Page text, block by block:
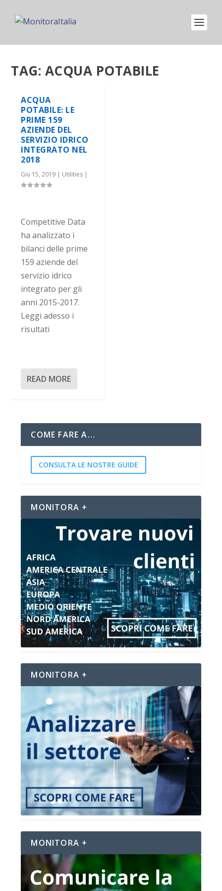
TAG: ACQUA POTABILE
ACQUA
POTABILE: LE
PRIME 159
AZIENDE DEL
SERVIZIO IDRICO
INTEGRATO NEL
2018
Giu 15, 2019 | Utilities |
Competitive Data
ha analizzato i
bilanci delle prime
159 aziende del
servizio idrico
integrato per gli
anni 2015-2017.
Leggi adesso i
risultati
READ MORE
COME FARE A…
CONSULTA LE NOSTRE GUIDE
MONITORA +
MONITORA +
MONITORA +